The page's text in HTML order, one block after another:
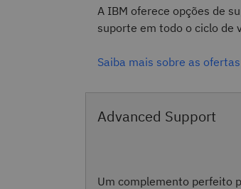
A IBM oferece opções de
suporte em todo o ciclo de
Saiba mais sobre as
Advanced Support
Um complemento perfeito